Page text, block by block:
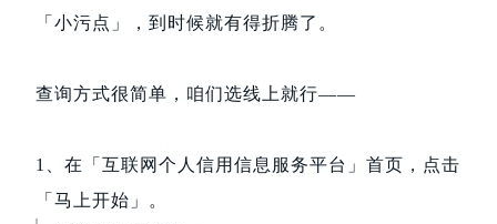
「小污点」，到时候就有得折腾了。
查询方式很简单，咱们选线上就行——
1、在「互联网个人信用信息服务平台」首页，点击
「马上开始」。